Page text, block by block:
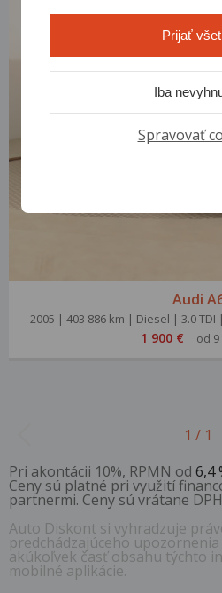
Audi
2005 | 403 886 km | Diesel | 3.0 TDI
1 900 € od 9
1 / 1
Pri akontácii 10%, RPMN od 6,4
Ceny sú platné pri využití
partnermi. Ceny sú vrátane
Auto Diskont si vyhradzuje
predchádzajúceho
akúkoľvek časť obsahu týchto
mobilné aplikácie.
Spravovať
Iba
Prijať